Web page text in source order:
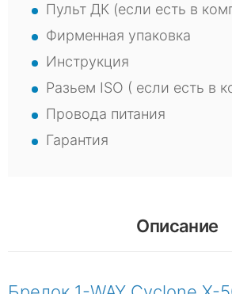
Пульт ДК (если есть в
Фирменная упаковка
Инструкция
Разьем ISO ( если есть в
Провода питания
Гарантия
Описание